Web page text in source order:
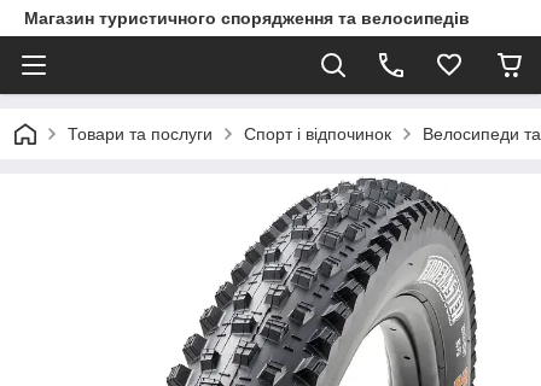
Магазин туристичного спорядження та велосипедів
Товари та послуги Спорт і відпочинок Велосипеди